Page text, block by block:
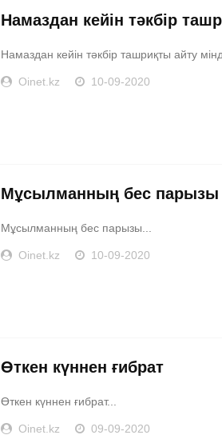
Намаздан кейін тәкбір
Намаздан кейін тәкбір ташриқты айту
Oinet.kz 10-09-2020
Мұсылманның бес парызы
Мұсылманның бес парызы...
Oinet.kz 10-09-2020
Өткен күннен ғибрат
Өткен күннен ғибрат...
Oinet.kz 09-09-2020